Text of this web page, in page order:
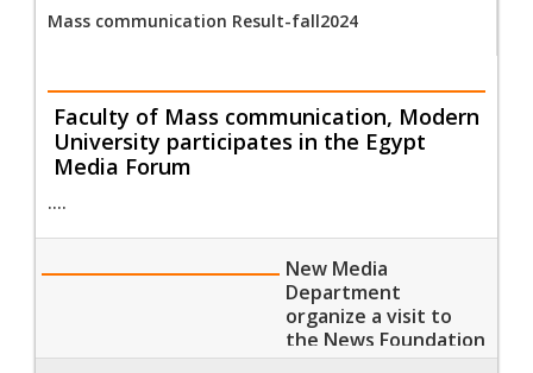
Mass communication Result-fall2024
Faculty of Mass communication, Modern
University participates in the Egypt
Media Forum
....
New Media
Department
organize a visit to
the News Foundation